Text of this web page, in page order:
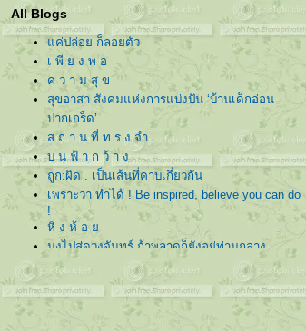
All Blogs
ค่ปล่อย ก็ลอยตัว
เ พี ย ง พ อ
ค ว า ม สุ ข
สุขอาสา สังคมแห่งการแบ่งปัน ‘บ้านเด็กอ่อน
ปากเกร็ด’
ส ถ า น ที่ ท ร ง จำ
บ น ฟ้ า ก ว้ า ง
ถูก:ผิด . เป็นเส้นที่คาบเกี่ยวกัน
เพราะว่า ทำได้ ! Be inspired, believe you can do
!
หิ่ ง ห้ อ
มุ่งไปสู่ดวงจันทร์ ถ้าพลาดก็ยังอยู่ท่ามกลาง
ดวงดาว
บ้ า น
ตกหลุมรักเธอไปทุกวัน . . น้องตัวน้อยๆ
ต่งตัว แล้วแต่งไปให้ถึงใจ . . You're the only one